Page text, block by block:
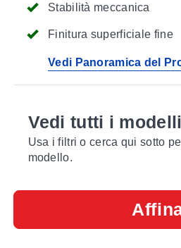
Stabilità meccanica
Finitura superficiale fine
Vedi Panoramica del
Vedi tutti i modelli
Usa i filtri o cerca qui sotto
modello.